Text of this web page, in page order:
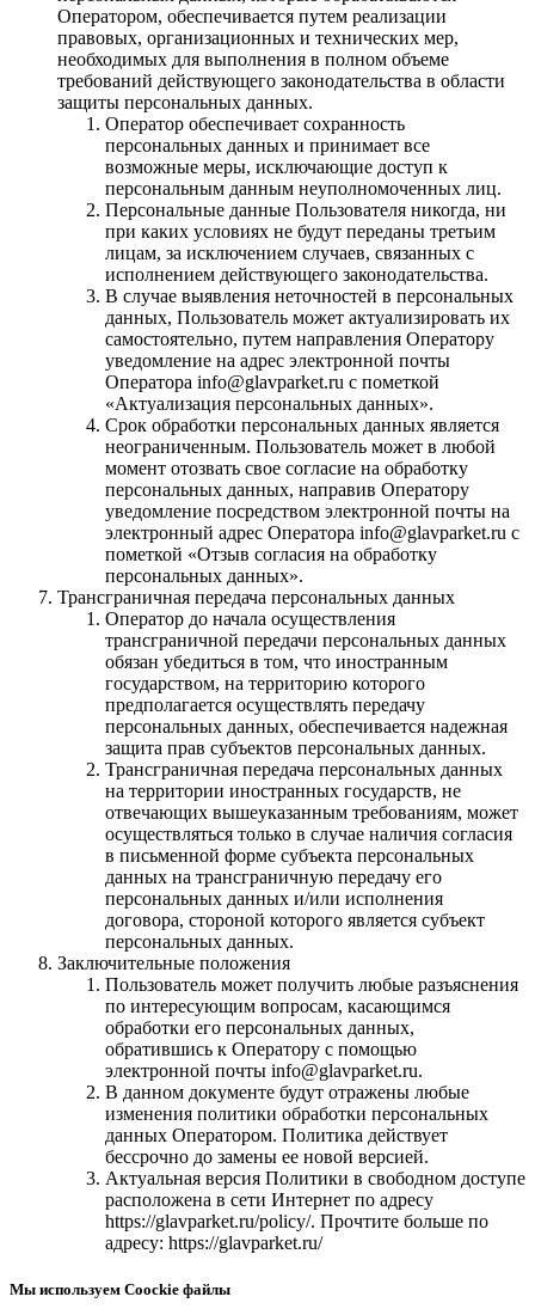
Оператором, обеспечивается путем реализации
правовых, организационных и технических мер,
необходимых для выполнения в полном объеме
требований действующего законодательства в области
защиты персональных данных.
Оператор обеспечивает сохранность
персональных данных и принимает все
возможные меры, исключающие доступ к
персональным данным неуполномоченных лиц.
Персональные данные Пользователя никогда, ни
при каких условиях не будут переданы третьим
лицам, за исключением случаев, связанных с
исполнением действующего законодательства.
В случае выявления неточностей в персональных
данных, Пользователь может актуализировать их
самостоятельно, путем направления Оператору
уведомление на адрес электронной почты
Оператора info@glavparket.ru с пометкой
«Актуализация персональных данных».
Срок обработки персональных данных является
неограниченным. Пользователь может в любой
момент отозвать свое согласие на обработку
персональных данных, направив Оператору
уведомление посредством электронной почты на
электронный адрес Оператора info@glavparket.ru с
пометкой «Отзыв согласия на обработку
персональных данных».
Трансграничная передача персональных данных
Оператор до начала осуществления
трансграничной передачи персональных данных
обязан убедиться в том, что иностранным
государством, на территорию которого
предполагается осуществлять передачу
персональных данных, обеспечивается надежная
защита прав субъектов персональных данных.
Трансграничная передача персональных данных
на территории иностранных государств, не
отвечающих вышеуказанным требованиям, может
осуществляться только в случае наличия согласия
в письменной форме субъекта персональных
данных на трансграничную передачу его
персональных данных и/или исполнения
договора, стороной которого является субъект
персональных данных.
Заключительные положения
Пользователь может получить любые разъяснения
по интересующим вопросам, касающимся
обработки его персональных данных,
обратившись к Оператору с помощью
электронной почты info@glavparket.ru.
В данном документе будут отражены любые
изменения политики обработки персональных
данных Оператором. Политика действует
бессрочно до замены ее новой версией.
Актуальная версия Политики в свободном доступе
расположена в сети Интернет по адресу
https://glavparket.ru/policy/. Прочтите больше по
адресу: https://glavparket.ru/
Мы используем Coockie файлы